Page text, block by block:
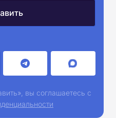
вы соглашаетесь с